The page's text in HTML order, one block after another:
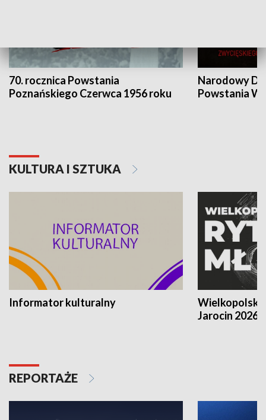
70. rocznica Powstania
Poznańskiego Czerwca 1956 roku
Narodowy
Powstania
KULTURA I SZTUKA
Informator kulturalny
Jarocin 2026
REPORTAŻE